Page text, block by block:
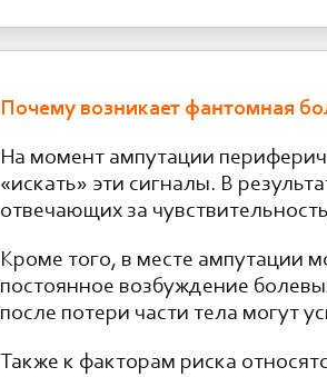
Почему возникает фантомная
На момент ампутации
«искать» эти сигналы. В
отвечающих за
Кроме того, в месте ампутации
постоянное возбуждение
после потери части тела могут
Также к факторам риска